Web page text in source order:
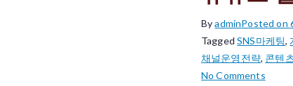
ByadminPosted on
TaggedSNS마케팅,
채널운영전략, 콘텐
No Commentson